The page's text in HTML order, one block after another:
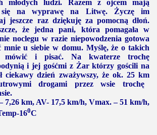
młodych ludzi. Razem z ojcem mają
na wyprawę na Litwę. Życzę im
jeszcze raz dziękuję za pomocną dłoń.
że jedna pani, która pomagała w
noclegu w razie niepowodzenia gotowa
mnie u siebie w domu. Myślę, że o takich
mówić i pisać. Na kwaterze trochę
i jej gośćmi z Żar którzy gościli na
ciekawy dzień zważywszy, że ok. 25 km
drogami przez wsie trochę
7,26 km, AV- 17,5 km/h, Vmax. –51 km/h,
160C